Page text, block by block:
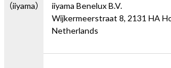
（iiyama）
iiyama Benelux B.V.
Wijkermeerstraat 8, 2131 HA
Netherlands